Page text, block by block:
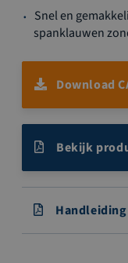
Snel en
spanklauwen
Download
Bekijk
Handleiding